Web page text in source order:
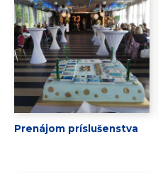
Prenájom príslušenstva